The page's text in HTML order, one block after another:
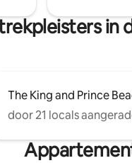
in
The King and Prince
door 21 locals